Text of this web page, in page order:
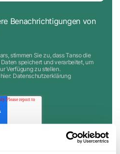
Benachrichtigungen von
stimmen Sie zu, dass Tanso die
speichert und verarbeitet, um
Verfügung zu stellen.
Datenschutzerklärung